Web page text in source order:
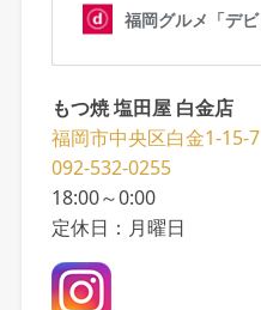
もつ焼 塩田屋 白金店
福岡市中央区白金1-15-7
092-532-0255
18:00～0:00
定休日：月曜日